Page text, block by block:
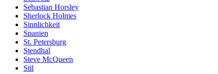
Sebastian Horsley
Sherlock Holmes
Sinnlichkeit
Spanien
St. Petersburg
Stendhal
Steve McQueen
Stil